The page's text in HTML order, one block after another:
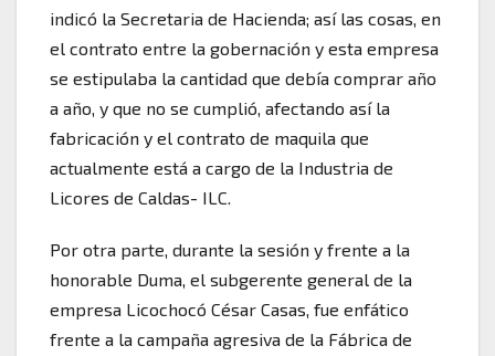
indicó la Secretaria de Hacienda; así las cosas, en
el contrato entre la gobernación y esta empresa
se estipulaba la cantidad que debía comprar año
a año, y que no se cumplió, afectando así la
fabricación y el contrato de maquila que
actualmente está a cargo de la Industria de
Licores de Caldas- ILC.
Por otra parte, durante la sesión y frente a la
honorable Duma, el subgerente general de la
empresa Licochocó César Casas, fue enfático
frente a la campaña agresiva de la Fábrica de